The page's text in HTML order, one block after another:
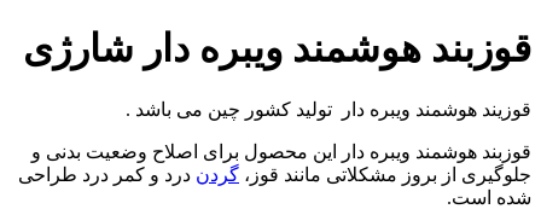
قوزبند هوشمند ویبره دار شارژی
قوزیند هوشمند ویبره دار تولید کشور چین می باشد .
قوزبند هوشمند ویبره دار این محصول برای اصلاح وضعیت بدنی و
جلوگیری از بروز مشکلاتی مانند قوز، گردن درد و کمر درد طراحی
شده است.